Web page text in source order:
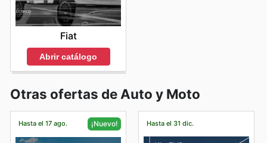
Fiat
Abrir catálogo
Otras ofertas de Auto y Moto
Hasta el 17 ago. ¡Nuevo! Hasta el 31 dic.